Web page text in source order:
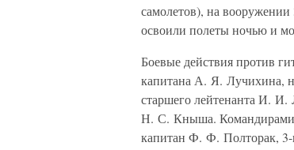
самолетов), на
освоили полеты ночью и
Боевые действия против
капитана А. Я. Лучихина,
старшего лейтенанта И. И.
Н. С. Кныша. Командирами
капитан Ф. Ф. Полторак,